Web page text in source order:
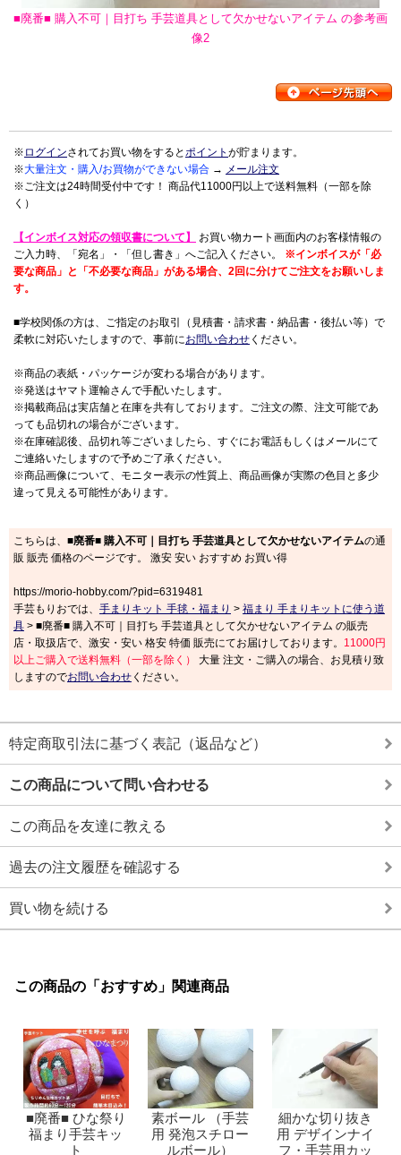
■廃番■ 購入不可｜目打ち 手芸道具として欠かせないアイテム の参考画
像2
※ ログインされてお買い物をするとポイント が貯まります。
※大量注文・購入/お買物ができない場合 → メール注文
※ご注文は24時間受付中です！ 商品代11000円以上で送料無料（一部を除
く）
【インボイス対応の領収書について】
お買い物カート画面内のお客様情報の
ご入力時、「宛名」・「但し書き」へご記入ください。 ※インボイスが「必
要な商品」と「不必要な商品」がある場合、2回に分けてご注文をお願いしま
す。
■学校関係の方は、ご指定のお取引（見積書・請求書・納品書・後払い等）で
柔軟に対応いたしますので、事前にお問い合わせ ください。
※商品の表紙・パッケージが変わる場合があります。
※発送はヤマト運輸さんで手配いたします。
※掲載商品は実店舗と在庫を共有しております。ご注文の際、注文可能であ
っても品切れの場合がございます。
※在庫確認後、品切れ等ございましたら、すぐにお電話もしくはメールにて
ご連絡いたしますので予めご了承ください。
※商品画像について、モニター表示の性質上、商品画像が実際の色目と多少
違って見える可能性があります。
こちらは、 ■廃番■ 購入不可｜目打ち 手芸道具として欠かせないアイテムの通
販 販売 価格のページです。 激安 安い おすすめ お買い得
https://morio-hobby.com/?pid=6319481
手芸もりおでは、 手まりキット 手毬・福まり > 福まり 手まりキットに使う道
具 > ■廃番■ 購入不可｜目打ち 手芸道具として欠かせないアイテム の販売
店・取扱店で、激安・安い 格安 特価 販売にてお届けしております。 11000円
以上ご購入で送料無料（一部を除く）
大量 注文・ご購入の場合、お見積り致
しますのでお問い合わせ ください。
特定商取引法に基づく表記（返品など）
この商品について問い合わせる
この商品を友達に教える
過去の注文履歴を確認する
買い物を続ける
この商品の「おすすめ」関連商品
■廃番■ ひな祭り
福まり手芸キッ
ト
素ボール （手芸
用 発泡スチロー
ルボール）
細かな切り抜き
用 デザインナイ
フ・手芸用カッ